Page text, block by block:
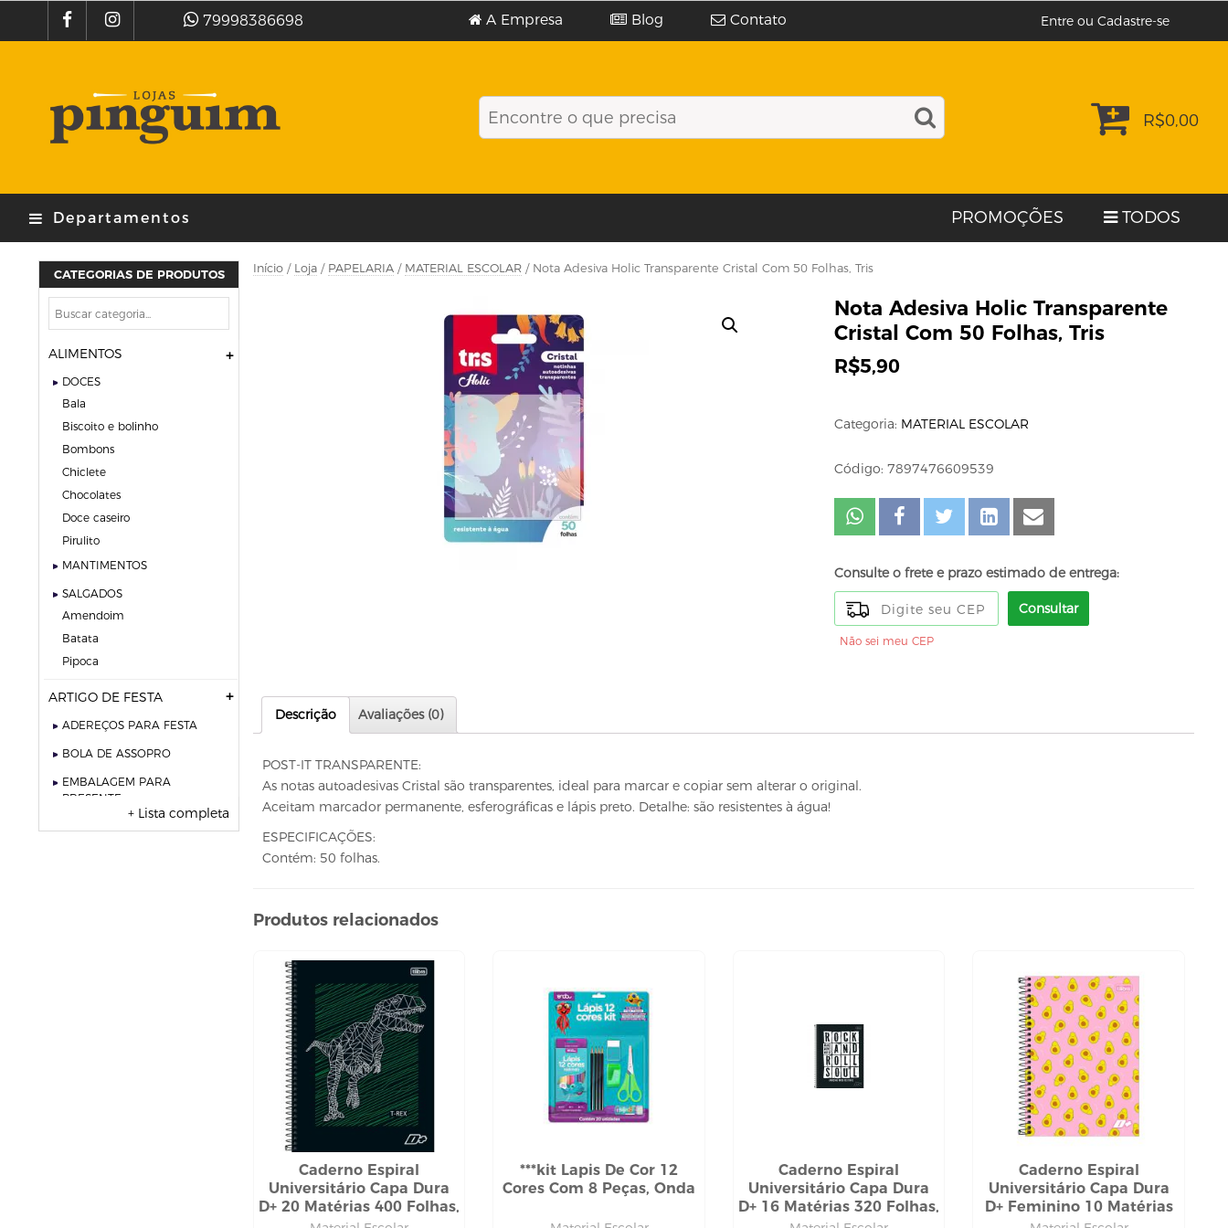
79998386698 A Empresa Blog Contato Entre ou Cadastre-se
R$0,00
Departamentos PROMOÇÕES TODOS
Início / Loja / PAPELARIA / MATERIAL ESCOLAR / Nota Adesiva Holic Transparente Cristal Com 50 Folhas, Tris
Nota Adesiva Holic Transparente
Cristal Com 50 Folhas, Tris
R$5,90
Categoria: MATERIAL ESCOLAR
Código: 7897476609539
Consulte o frete e prazo estimado de entrega:
Consultar
Não sei meu CEP
Descrição Avaliações (0)
POST-IT TRANSPARENTE:
As notas autoadesivas Cristal são transparentes, ideal para marcar e copiar sem alterar o original.
Aceitam marcador permanente, esferográficas e lápis preto. Detalhe: são resistentes à água!
ESPECIFICAÇÕES:
Contém: 50 folhas.
Produtos relacionados
Caderno Espiral
Universitário Capa Dura
D+ 20 Matérias 400 Folhas,
***kit Lapis De Cor 12
Cores Com 8 Peças, Onda
Caderno Espiral
Universitário Capa Dura
D+ 16 Matérias 320 Folhas,
Caderno Espiral
Universitário Capa Dura
D+ Feminino 10 Matérias
CATEGORIAS DE PRODUTOS
ALIMENTOS
DOCES
bala
biscoito e bolinho
bombons
chiclete
chocolates
doce caseiro
pirulito
MANTIMENTOS
SALGADOS
amendoim
batata
pipoca
ARTIGO DE FESTA
ADEREÇOS PARA FESTA
BOLA DE ASSOPRO
EMBALAGEM PARA
PRESENTE
+ Lista completa